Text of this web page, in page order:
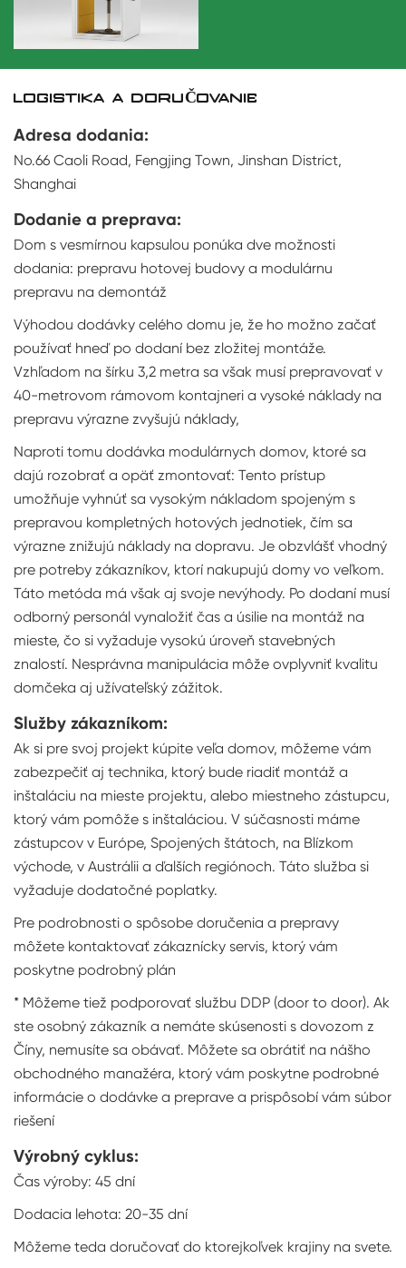
LOGISTIKA A DORUČOVANIE
Adresa dodania:
No.66 Caoli Road, Fengjing Town, Jinshan District,
Shanghai
Dodanie a preprava:
Dom s vesmírnou kapsulou ponúka dve možnosti
dodania: prepravu hotovej budovy a modulárnu
prepravu na demontáž
Výhodou dodávky celého domu je, že ho možno začať
používať hneď po dodaní bez zložitej montáže.
Vzhľadom na šírku 3,2 metra sa však musí prepravovať v
40-metrovom rámovom kontajneri a vysoké náklady na
prepravu výrazne zvyšujú náklady,
Naproti tomu dodávka modulárnych domov, ktoré sa
dajú rozobrať a opäť zmontovať: Tento prístup
umožňuje vyhnúť sa vysokým nákladom spojeným s
prepravou kompletných hotových jednotiek, čím sa
výrazne znižujú náklady na dopravu. Je obzvlášť vhodný
pre potreby zákazníkov, ktorí nakupujú domy vo veľkom.
Táto metóda má však aj svoje nevýhody. Po dodaní musí
odborný personál vynaložiť čas a úsilie na montáž na
mieste, čo si vyžaduje vysokú úroveň stavebných
znalostí. Nesprávna manipulácia môže ovplyvniť kvalitu
domčeka aj užívateľský zážitok.
Služby zákazníkom:
Ak si pre svoj projekt kúpite veľa domov, môžeme vám
zabezpečiť aj technika, ktorý bude riadiť montáž a
inštaláciu na mieste projektu, alebo miestneho zástupcu,
ktorý vám pomôže s inštaláciou. V súčasnosti máme
zástupcov v Európe, Spojených štátoch, na Blízkom
východe, v Austrálii a ďalších regiónoch. Táto služba si
vyžaduje dodatočné poplatky.
Pre podrobnosti o spôsobe doručenia a prepravy
môžete kontaktovať zákaznícky servis, ktorý vám
poskytne podrobný plán
* Môžeme tiež podporovať službu DDP (door to door). Ak
ste osobný zákazník a nemáte skúsenosti s dovozom z
Číny, nemusíte sa obávať. Môžete sa obrátiť na nášho
obchodného manažéra, ktorý vám poskytne podrobné
informácie o dodávke a preprave a prispôsobí vám súbor
riešení
Výrobný cyklus:
Čas výroby: 45 dní
Dodacia lehota: 20-35 dní
Môžeme teda doručovať do ktorejkoľvek krajiny na svete.